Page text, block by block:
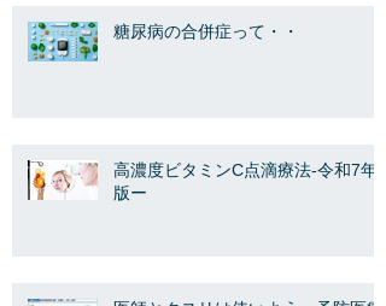
糖尿病の合併症って・・
高濃度ビタミンC点滴療法-令和7年
版ー